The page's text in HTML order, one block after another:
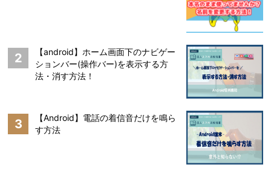
2
【android】ホーム画面下のナビゲー
ションバー(操作バー)を表示する方
法・消す方法！
3
【Android】電話の着信音だけを鳴ら
す方法